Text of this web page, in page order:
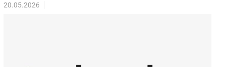
Торговые сети
20.05.2026